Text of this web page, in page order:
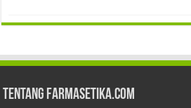
hingga
Tentang Farmasetika.com